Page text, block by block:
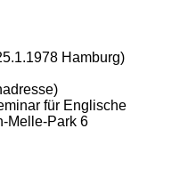
Hamburg)
für Englische
Melle-Park 6